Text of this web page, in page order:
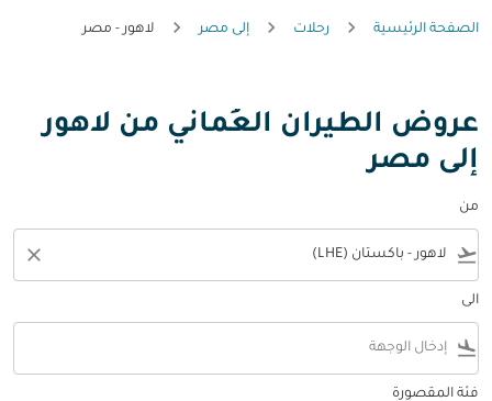
الصفحة الرئيسية رحلات إلى مصر لاهور - مصر
عروض الطيران العُماني من لاهور
إلى مصر
من
flight_takeoff
close
الى
flight_land
فئة المقصورة